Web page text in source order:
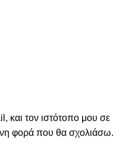
και τον ιστότοπο μου σε
φορά που θα σχολιάσω.